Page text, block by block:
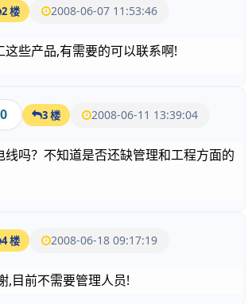
2 楼 2008-06-07 11:53:46
些产品,有需要的可以联系啊!
3 楼 2008-06-11 13:39:04
线吗？不知道是否还缺管理和工程方面的
4 楼 2008-06-18 09:17:19
,目前不需要管理人员!